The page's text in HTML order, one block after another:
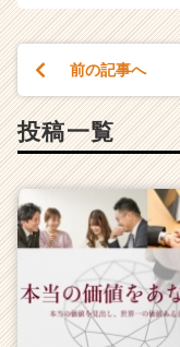
前の記事へ
投稿一覧